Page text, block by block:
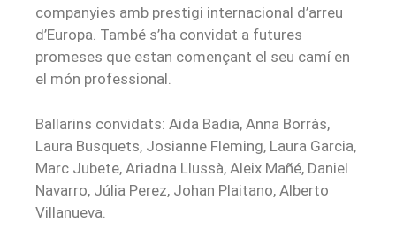
companyies amb prestigi internacional d’arreu
d’Europa. També s’ha convidat a futures
promeses que estan començant el seu camí en
el món professional.
Ballarins convidats: Aida Badia, Anna Borràs,
Laura Busquets, Josianne Fleming, Laura Garcia,
Marc Jubete, Ariadna Llussà, Aleix Mañé, Daniel
Navarro, Júlia Perez, Johan Plaitano, Alberto
Villanueva.